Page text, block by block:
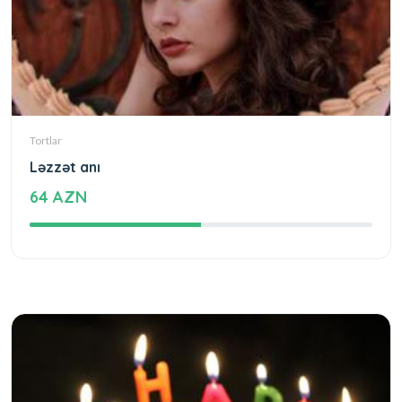
Tortlar
Ləzzət anı
64 AZN